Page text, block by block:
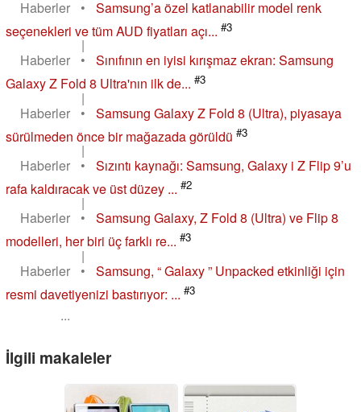
Haberler
•
Samsung’a özel katlanabilir model renk
seçenekleri ve tüm AUD fiyatları açı... #3
|
Haberler
•
Sınıfının en iyisi kırışmaz ekran: Samsung
Galaxy Z Fold 8 Ultra'nın ilk de... #3
|
Haberler
•
Samsung Galaxy Z Fold 8 (Ultra), piyasaya
sürülmeden önce bir mağazada görüldü #3
|
Haberler
•
Sızıntı kaynağı: Samsung, Galaxy i Z Flip 9’u
rafa kaldıracak ve üst düzey ... #2
|
Haberler
•
Samsung Galaxy, Z Fold 8 (Ultra) ve Flip 8
modelleri, her biri üç farklı re... #3
|
Haberler
•
Samsung, “ Galaxy ” Unpacked etkinliği için
resmi davetiyenizi bastırıyor: ... #3
...
İlgili makaleler